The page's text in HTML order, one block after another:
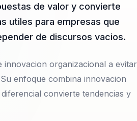
de valor y convierte
utiles para empresas que
de discursos vacios.
innovacion organizacional a evitar
enfoque combina innovacion
convierte tendencias y